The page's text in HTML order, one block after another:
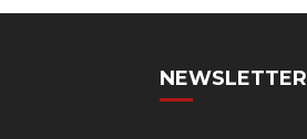
NEWSLETTER